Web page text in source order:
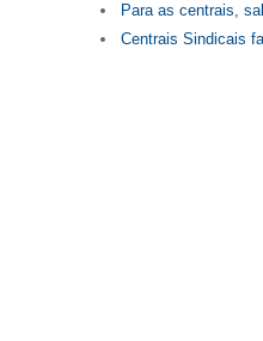
Para as centrais,
Centrais Sindicais